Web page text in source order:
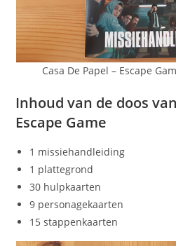
Casa De Papel – Escape
Inhoud van de doos
Escape Game
1 missiehandleiding
1 plattegrond
30 hulpkaarten
9 personagekaarten
15 stappenkaarten